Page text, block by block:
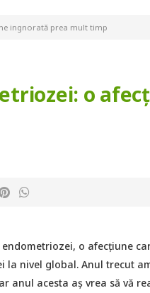
ingnorată prea mult timp
o
o afecțiune
la nivel global. Anul trecut
anul acesta aș vrea să vă